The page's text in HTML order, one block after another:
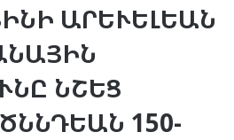
ԱՐԵՒԵԼԵԱՆ
ՆՇԵՑ
150-